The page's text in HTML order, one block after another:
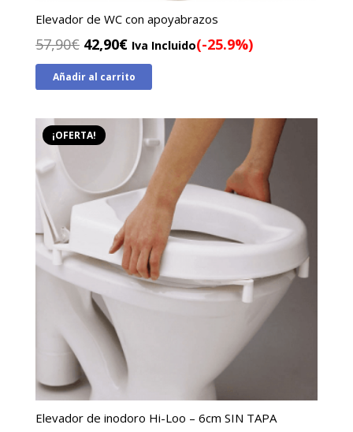
Elevador de WC con apoyabrazos
57,90€ El
precio
original
57,90€.
42,90€El
precio
actual
42,90€.
Iva Incluido(-25.9%)
Añadir al carrito
¡OFERTA!
Elevador de inodoro Hi-Loo – 6cm SIN TAPA